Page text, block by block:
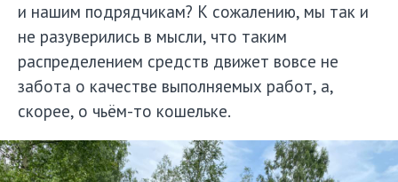
и нашим подрядчикам? К сожалению, мы так и
не разуверились в мысли, что таким
распределением средств движет вовсе не
забота о качестве выполняемых работ, а,
скорее, о чьём-то кошельке.